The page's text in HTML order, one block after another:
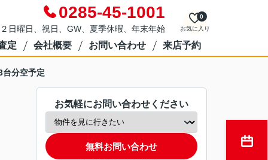
0285-45-1001
日曜日、祝日、GW、夏季休暇、年末年始 お気に入り
0
定 会社概要 お問い合わせ 来店予約
分空予定
お気軽にお問い合わせください
無料お問い合わせ